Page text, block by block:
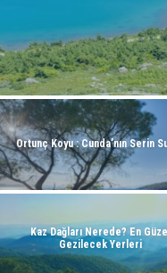
Ortunç Koyu : Cunda’nın Serin
Kaz Dağları Nerede? En Güzel
Gezilecek Yerleri